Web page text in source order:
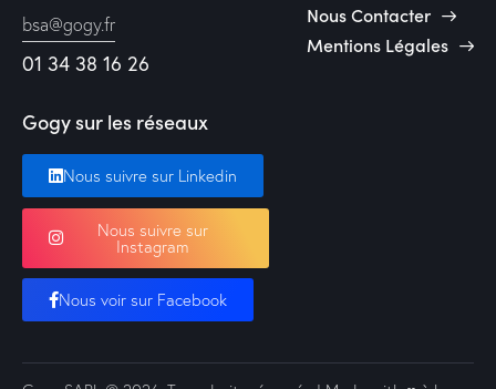
bsa@gogy.fr
01 34 38 16 26
Nous Contacter
Mentions Légales
Gogy sur les réseaux
Nous suivre sur Linkedin
Nous suivre sur
Instagram
Nous voir sur Facebook